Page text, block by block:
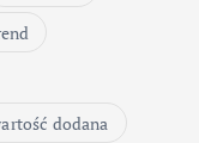
dodana